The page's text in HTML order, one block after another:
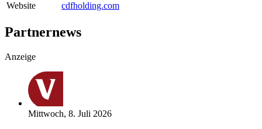
Website
cdfholding.com
Partnernews
Anzeige
Mittwoch, 8. Juli 2026